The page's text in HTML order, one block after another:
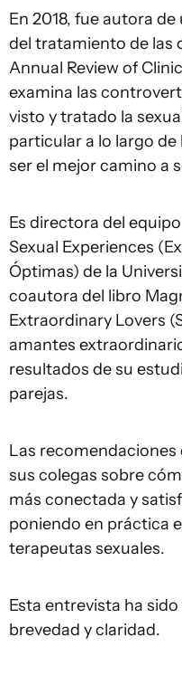
En 2018, fue autora
del tratamiento de las
Annual Review of
examina las
visto y tratado la
particular a lo largo de
ser el mejor camino a
Es directora del
Sexual Experiences
Óptimas) de la
coautora del libro
Extraordinary Lovers
amantes
resultados de su
parejas.
Las recomendaciones
sus colegas sobre
más conectada y
poniendo en práctica
terapeutas sexuales.
Esta entrevista ha
brevedad y claridad.